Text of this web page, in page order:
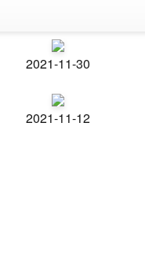
2021-11-30
2021-11-12